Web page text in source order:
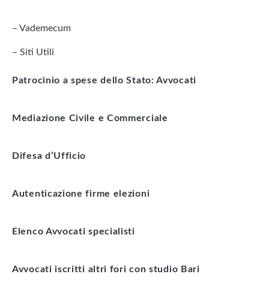
– Vademecum
– Siti Utili
Patrocinio a spese dello Stato: Avvocati
Mediazione Civile e Commerciale
Difesa d’Ufficio
Autenticazione firme elezioni
Elenco Avvocati specialisti
Avvocati iscritti altri fori con studio Bari